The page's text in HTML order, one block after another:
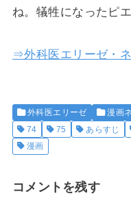
ね。犠牲になったピ
⇒外科医エリーゼ・
外科医エリーゼ
漫画
74
75 あらすじ
漫画
コメントを残す